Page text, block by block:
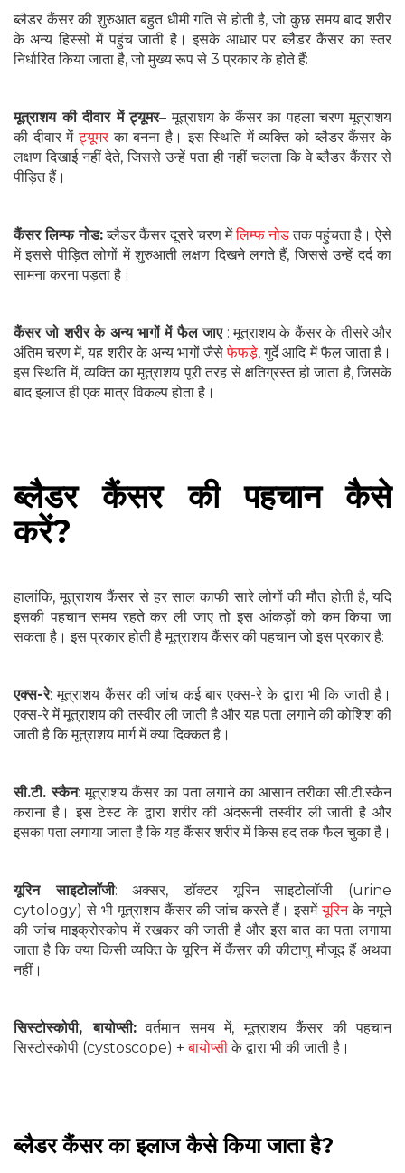
ब्लैडर कैंसर की शुरुआत बहुत धीमी गति से होती है, जो कुछ समय बाद शरीर
के अन्य हिस्सों में पहुंच जाती है। इसके आधार पर ब्लैडर कैंसर का स्तर
निर्धारित किया जाता है, जो मुख्य रूप से 3 प्रकार के होते हैं:
मूत्राशय की दीवार में ट्यूमर– मूत्राशय के कैंसर का पहला चरण मूत्राशय
की दीवार मेंट्यूमरका बनना है। इस स्थिति में व्यक्ति को ब्लैडर कैंसर के
लक्षण दिखाई नहीं देते, जिससे उन्हें पता ही नहीं चलता कि वे ब्लैडर कैंसर से
पीड़ित हैं।
कैंसर लिम्फ नोड:ब्लैडर कैंसर दूसरे चरण मेंलिम्फ नोडतक पहुंचता है। ऐसे
में इससे पीड़ित लोगों में शुरुआती लक्षण दिखने लगते हैं, जिससे उन्हें दर्द का
सामना करना पड़ता है।
कैंसर जो शरीर के अन्य भागों में फैल जाए: मूत्राशय के कैंसर के तीसरे और
अंतिम चरण में, यह शरीर के अन्य भागों जैसेफेफड़े, गुर्दे आदि में फैल जाता है।
इस स्थिति में, व्यक्ति का मूत्राशय पूरी तरह से क्षतिग्रस्त हो जाता है, जिसके
बाद इलाज ही एक मात्र विकल्प होता है।
ब्लैडर कैंसर की पहचान कैसे
करें?
हालांकि, मूत्राशय कैंसर से हर साल काफी सारे लोगों की मौत होती है, यदि
इसकी पहचान समय रहते कर ली जाए तो इस आंकड़ों को कम किया जा
सकता है। इस प्रकार होती है मूत्राशय कैंसर की पहचान जो इस प्रकार है:
एक्स-रे: मूत्राशय कैंसर की जांच कई बार एक्स-रे के द्वारा भी कि जाती है।
एक्स-रे में मूत्राशय की तस्वीर ली जाती है और यह पता लगाने की कोशिश की
जाती है कि मूत्राशय मार्ग में क्या दिक्कत है।
सी.टी. स्कैन: मूत्राशय कैंसर का पता लगाने का आसान तरीका सी.टी.स्कैन
कराना है। इस टेस्ट के द्वारा शरीर की अंदरूनी तस्वीर ली जाती है और
इसका पता लगाया जाता है कि यह कैंसर शरीर में किस हद तक फैल चुका है।
यूरिन साइटोलॉजी: अक्सर, डॉक्टर यूरिन साइटोलॉजी (urine
cytology) से भी मूत्राशय कैंसर की जांच करते हैं। इसमेंयूरिनके नमूने
की जांच माइक्रोस्कोप में रखकर की जाती है और इस बात का पता लगाया
जाता है कि क्या किसी व्यक्ति के यूरिन में कैंसर की कीटाणु मौजूद हैं अथवा
नहीं।
सिस्टोस्कोपी, बायोप्सी:वर्तमान समय में, मूत्राशय कैंसर की पहचान
सिस्टोस्कोपी (cystoscope) +बायोप्सीके द्वारा भी की जाती है।
ब्लैडर कैंसर का इलाज कैसे किया जाता है?